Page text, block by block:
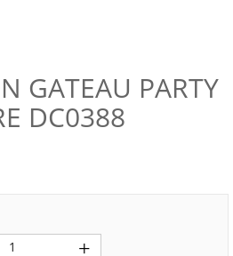
GATEAU PARTY
DC0388